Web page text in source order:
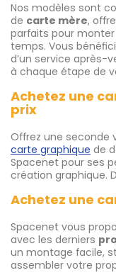
Nos modèles sont
de carte mère,
parfaits pour
temps. Vous
d’un service après-
à chaque étape de
Achetez une
prix
Offrez une seconde
carte graphique de
Spacenet pour ses
création graphique.
Achetez une
Spacenet vous
avec les derniers
un montage facile,
assembler votre